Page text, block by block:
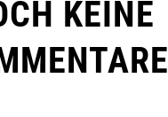
KEINE